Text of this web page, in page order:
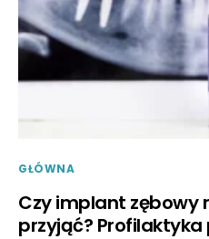
GŁÓWNA
Czy implant zębowy
przyjąć? Profilaktyka